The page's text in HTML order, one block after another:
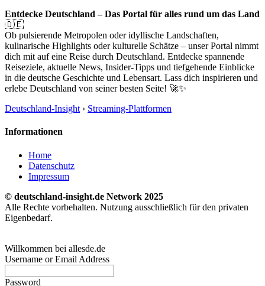
Entdecke Deutschland – Das Portal für alles rund um das Land
🇩🇪
Ob pulsierende Metropolen oder idyllische Landschaften,
kulinarische Highlights oder kulturelle Schätze – unser Portal nimmt
dich mit auf eine Reise durch Deutschland. Entdecke spannende
Reiseziele, aktuelle News, Insider-Tipps und tiefgehende Einblicke
in die deutsche Geschichte und Lebensart. Lass dich inspirieren und
erlebe Deutschland von seiner besten Seite! 🚀✨
Deutschland-Insight › Streaming-Plattformen
Informationen
Home
Datenschutz
Impressum
© deutschland-insight.de Network 2025
Alle Rechte vorbehalten. Nutzung ausschließlich für den privaten
Eigenbedarf.
Willkommen bei allesde.de
Username or Email Address
Password